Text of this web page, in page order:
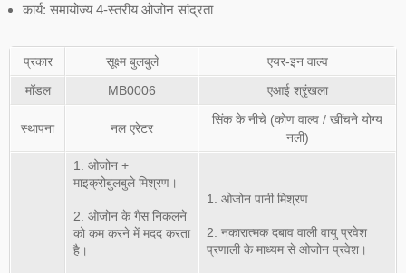
कार्य: समायोज्य 4-स्तरीय ओजोन सांद्रता
प्रकार सूक्ष्म बुलबुले
एयर-इन वाल्व
मॉडल
MB0006 एआई श्रृंखला
स्थापना नल एरेटर
सिंक के नीचे (कोण वाल्व / खींचने योग्य
नली)
1. ओजोन +
माइक्रोबुलबुले मिश्रण।
2. ओजोन के गैस निकलने
को कम करने में मदद करता
है।
1. ओजोन पानी मिश्रण
2. नकारात्मक दबाव वाली वायु प्रवेश
प्रणाली के माध्यम से ओजोन प्रवेश।